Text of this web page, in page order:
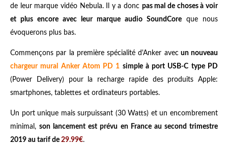
de leur marque vidéo Nebula. Il y a donc pas mal de choses à voir
et plus encore avec leur marque audio SoundCore que nous
évoquerons plus bas.
Commençons par la première spécialité d'Anker avecun nouveau
chargeur mural Anker Atom PD 1 simple à port USB-C type PD
(Power Delivery) pour la recharge rapide des produits Apple:
smartphones, tablettes et ordinateurs portables.
Un port unique mais surpuissant (30 Watts) et un encombrement
minimal,son lancement est prévu en France au second trimestre
2019 au tarif de 29.99€.